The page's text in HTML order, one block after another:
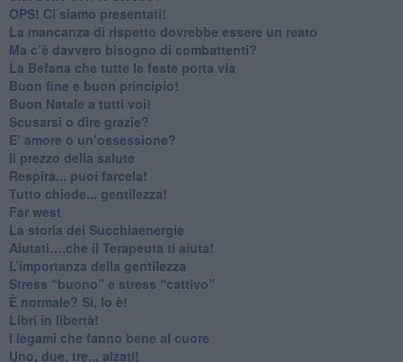
​OPS! Ci siamo presentati!
​La mancanza di rispetto dovrebbe essere un reato
​Ma c’è davvero bisogno di combattenti?
​La Befana che tutte le feste porta via
Buon fine e buon principio!
​Buon Natale a tutti voi!
​Scusarsi o dire grazie?
​E’ amore o un’ossessione?
​Il prezzo della salute
​Respira... puoi farcela!
​Tutto chiede... gentilezza!
​Far west
​La storia dei Succhiaenergie
​Aiutati….che il Terapeuta ti aiuta!
​L’importanza della gentilezza
​Stress “buono” e stress “cattivo”
​È normale? Sì, lo è!
​Libri in libertà!
​I legami che fanno bene al cuore
Uno, due, tre... alzati!​